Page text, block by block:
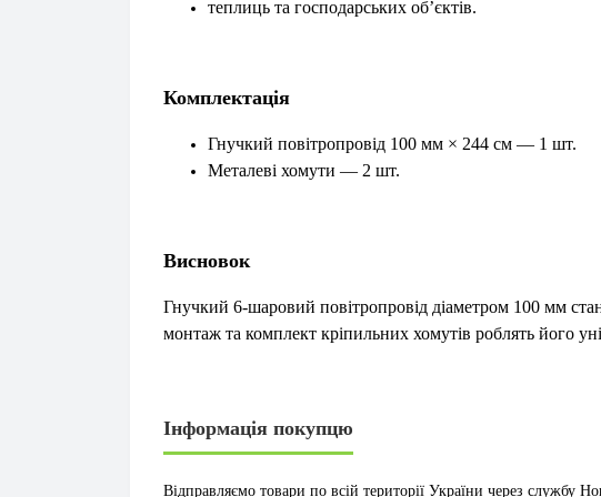
теплиць та господарських об’єктів.
Комплектація
Гнучкий повітропровід 100 мм × 244 см — 1 шт.
Металеві хомути — 2 шт.
Висновок
Гнучкий 6-шаровий повітропровід діаметром 100 мм
монтаж та комплект кріпильних хомутів роблять його
Інформація покупцю
Відправляємо товари по всій території України через службу